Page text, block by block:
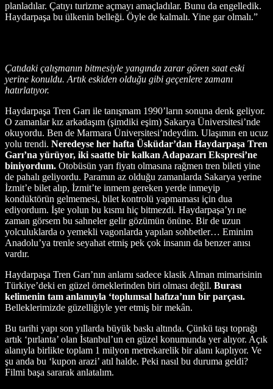
planladılar. Çatıyı turizme açmayı amaçladılar. Bunu da engelledik.
Haydarpaşa bu ülkenin belleği. Öyle de kalmalı. Yine gar olmalı.”
Çatıdaki çalışmanın bitmesiyle yangında zarar gören saat eski
yerine konuldu. Artık eskiden olduğu gibi geçenlere zamanı
hatırlatıyor.
Haydarpaşa Tren Garı ile tanışmam 1990’ların sonuna denk geliyor.
O zamanlar kız arkadaşım (şimdiki eşim) Sakarya Üniversitesi’nde
okuyordu. Ben de Marmara Üniversitesi’ndeydim. Ulaşımın en ucuz
yolu trendi. Neredeyse her hafta Üsküdar’dan Haydarpaşa Tren
Garı’na yürüyor, iki saatte bir kalkan Adapazarı Ekspresi’ne
biniyordum. Otobüsün yarı fiyatı olmasına rağmen tren bileti yine
de pahalı geliyordu. Paramın az olduğu zamanlarda Sakarya yerine
İzmit’e bilet alıp, İzmit’te inmem gereken yerde inmeyip
kondüktörün gelmemesi, bilet kontrolü yapmaması için dua
ediyordum. İşte yolun bu kısmı hiç bitmezdi. Haydarpaşa’yı ne
zaman görsem bu sahneler gelir gözümün önüne. Bir de uzun
yolculuklarda o yemekli vagonlarda yapılan sohbetler… Eminim
Anadolu’ya trenle seyahat etmiş pek çok insanın da benzer anısı
vardır.
Haydarpaşa Tren Garı’nın anlamı sadece klasik Alman mimarisinin
Türkiye’deki en güzel örneklerinden biri olması değil. Burası
kelimenin tam anlamıyla ‘toplumsal hafıza’nın bir parçası.
Belleklerimizde güzelliğiyle yer etmiş bir mekân.
Bu tarihi yapı son yıllarda büyük baskı altında. Çünkü taşı toprağı
artık ‘pırlanta’ olan İstanbul’un en güzel konumunda yer alıyor. Açık
alanıyla birlikte toplam 1 milyon metrekarelik bir alanı kaplıyor. Ve
şu anda bu ‘kupon arazi’ atıl halde. Peki nasıl bu duruma geldi?
Filmi başa sararak anlatalım.